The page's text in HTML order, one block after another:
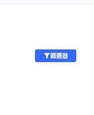
篩選器